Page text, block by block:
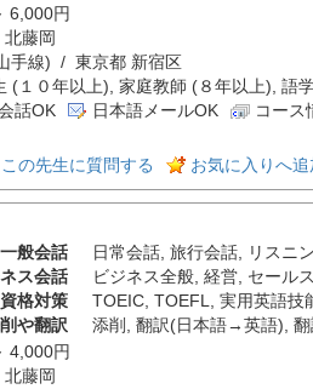
6,000円
藤岡
手線) / 東京都 新宿区
(１０年以上), 家庭教師 (８年以上), 語
話OK 日本語メールOK コース
この先生に質問する お気に入りへ追
一般会話 日常会話, 旅行会話, リスニ
ス会話
ビジネス全般, 経営, セールス
資格対策
TOEIC, TOEFL
実用英語技
や翻訳
添削 翻訳(日本語→英語)
4,000円
藤岡